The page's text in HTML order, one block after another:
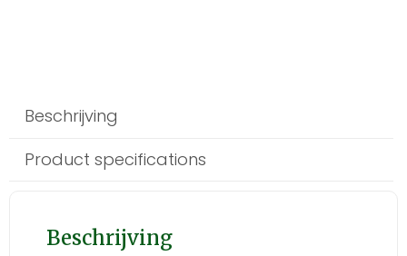
Beschrijving
Product specifications
Beschrijving